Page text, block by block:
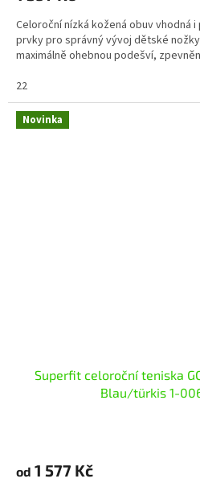
Celoroční nízká kožená obuv vhodná
prvky pro správný vývoj dětské
maximálně ohebnou podešví,
22
Novinka
Superfit celoroční teniska
Blau/türkis 1-
od 1 577 Kč